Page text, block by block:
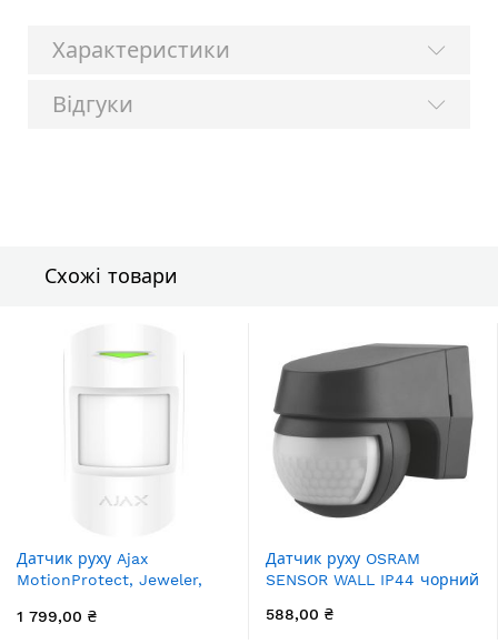
Характеристики
Відгуки
Схожі товари
Датчик руху Ajax
MotionProtect, Jeweler,
(5328.09.WH1)
1 799,00 ₴
Датчик руху OSRAM
SENSOR WALL IP44 чорний
588,00 ₴